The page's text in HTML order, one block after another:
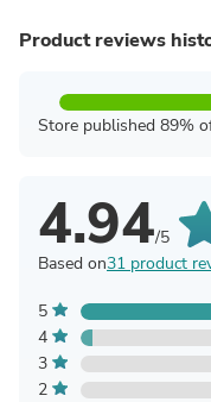
Product reviews
Store published 89%
4.94/5
Based on31 product
5
4
3
2